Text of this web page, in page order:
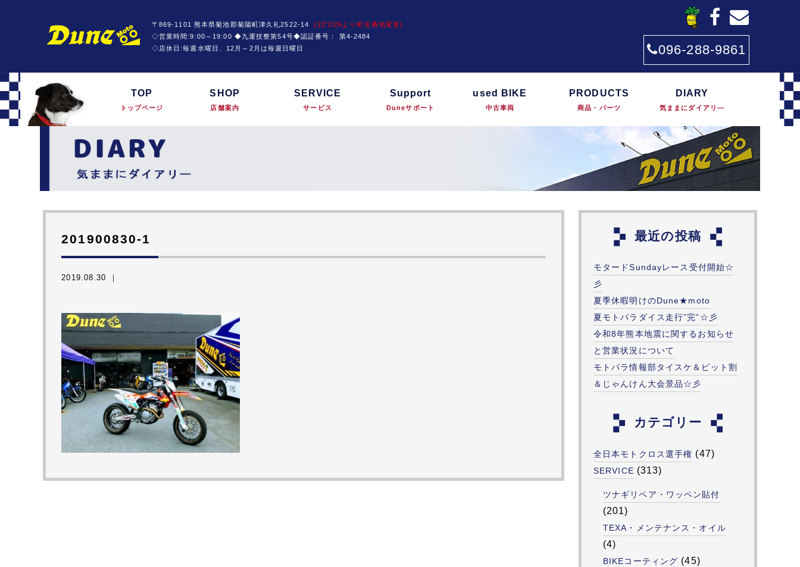
〒869-1101 熊本県菊池郡菊陽町津久礼2522-14(22'2/26より町名番地変更)
◇営業時間:9:00～19:00 ◆九運技整第54号◆認証番号： 第4-2484
◇店休日:毎週水曜日、12月～2月は毎週日曜日
096-288-9861
TOP
トップページ
SHOP
店舗案内
SERVICE
サービス
Support
Duneサポート
used BIKE
中古車両
PRODUCTS
商品・パーツ
DIARY
気ままにダイアリ―
201900830-1
2019.08.30 ｜
最近の投稿
モタードSundayレース受付開始☆
彡
夏季休暇明けのDune★moto
夏モトパラダイス走行”完”☆彡
令和8年熊本地震に関するお知らせ
と営業状況について
モトパラ情報部タイスケ＆ピット割
＆じゃんけん大会景品☆彡
カテゴリー
全日本モトクロス選手権 (47)
SERVICE (313)
ツナギリペア・ワッペン貼付
(201)
TEXA・メンテナンス・オイル
(4)
BIKEコーティング (45)